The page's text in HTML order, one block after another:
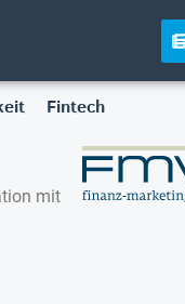
Fintech
mit